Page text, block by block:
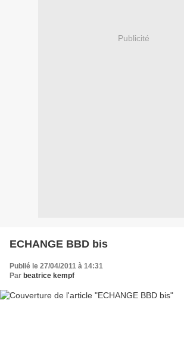
Publicité
ECHANGE BBD bis
Publié le 27/04/2011 à 14:31
Par beatrice kempf